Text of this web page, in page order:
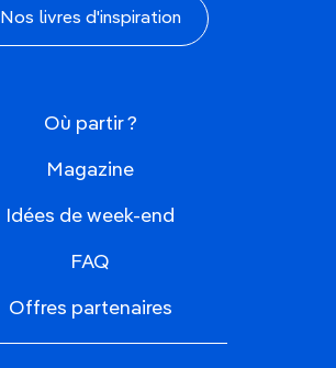
Nos livres d'inspiration
Où partir ?
Magazine
Idées de week-end
FAQ
Offres partenaires